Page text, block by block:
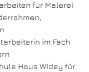
für Malerei
im Fach
Haus Widey für